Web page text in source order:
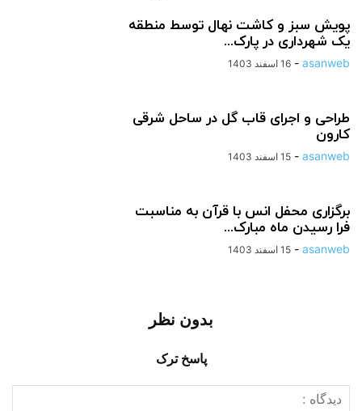
پویش سبز و کاشت نهال توسط منطقه
یک شهرداری در پارک...
asanweb
- 16 اسفند 1403
طراحی و اجرای قاب گل در ساحل شرقی
کارون
asanweb
- 15 اسفند 1403
برگزاری محفل انس با قرآن به مناسبت
فرا رسیدن ماه مبارک...
asanweb
- 15 اسفند 1403
بدون نظر
پاسخ ترک